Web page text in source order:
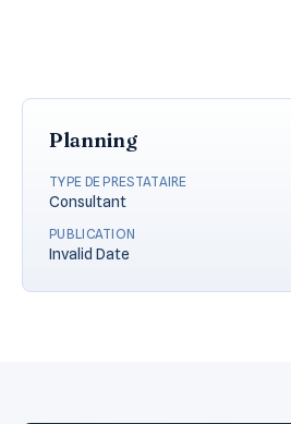
Planning
TYPE DE PRESTATAIRE
Consultant
PUBLICATION
Invalid Date